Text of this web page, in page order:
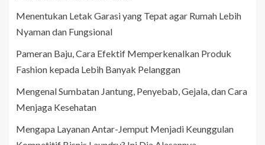
Menentukan Letak Garasi yang Tepat agar Rumah Lebih
Nyaman dan Fungsional
Pameran Baju, Cara Efektif Memperkenalkan Produk
Fashion kepada Lebih Banyak Pelanggan
Mengenal Sumbatan Jantung, Penyebab, Gejala, dan Cara
Menjaga Kesehatan
Mengapa Layanan Antar-Jemput Menjadi Keunggulan